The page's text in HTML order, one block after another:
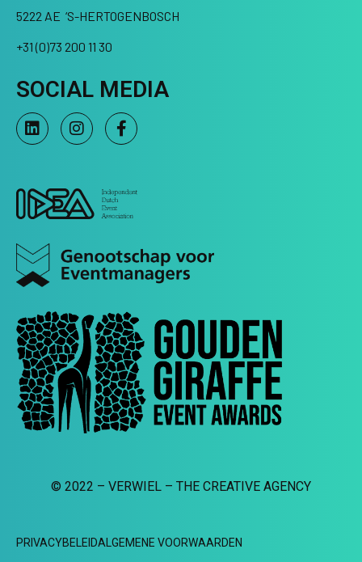
5222 AE ‘S-HERTOGENBOSCH
+31 (0)73 200 11 30
SOCIAL MEDIA
© 2022 – VERWIEL – THE CREATIVE AGENCY
PRIVACYBELEIDALGEMENE VOORWAARDEN